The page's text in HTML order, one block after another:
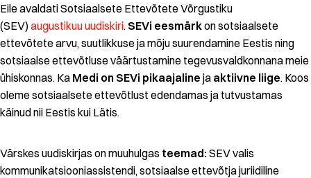
Eile avaldati Sotsiaalsete Ettevõtete Võrgustiku
(SEV)augustikuu uudiskiri. SEVi eesmärkon sotsiaalsete
ettevõtete arvu, suutlikkuse ja mõju suurendamine Eestis ning
sotsiaalse ettevõtluse väärtustamine tegevusvaldkonnana meie
ühiskonnas. Ka Medi on SEVi pikaajaline ja aktiivne liige. Koos
oleme sotsiaalsete ettevõtlust edendamas ja tutvustamas
käinud nii Eestis kui Lätis.
Värskes uudiskirjas on muuhulgas teemad:SEV valis
kommunikatsiooniassistendi, sotsiaalse ettevõtja juriidiline